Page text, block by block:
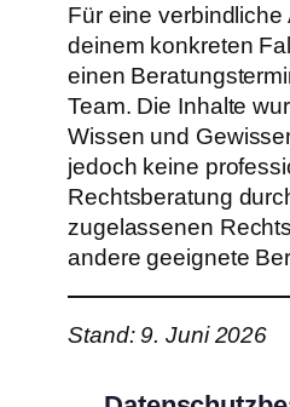
Für eine verbindliche
deinem konkreten
einen
Team. Die Inhalte
Wissen und
jedoch keine
Rechtsberatung
zugelassenen
andere geeignete
Stand: 9. Juni 2026